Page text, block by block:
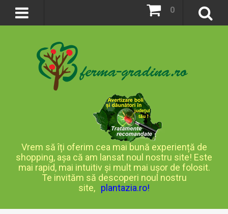
0
Vrem să îți oferim cea mai bună experiență de
shopping, așa că am lansat noul nostru site! Este
mai rapid, mai intuitiv și mult mai ușor de folosit.
Te invităm să descoperi noul nostru
site, plantazia.ro!